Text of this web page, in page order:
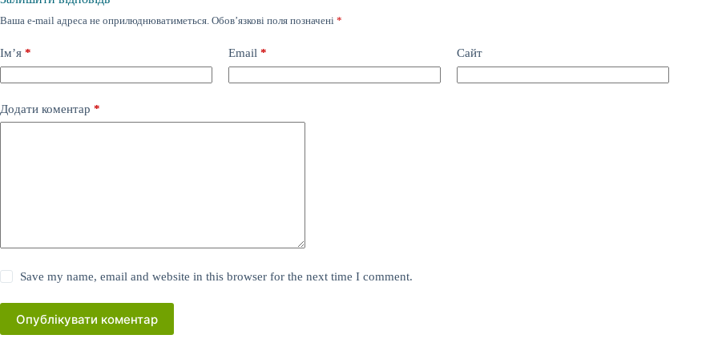
Ваша e-mail адреса не оприлюднюватиметься. Обов’язкові поля позначені *
Ім’я * Email * Сайт
Додати коментар *
Save my name, email and website in this browser for the next time I comment.
Опублікувати коментар